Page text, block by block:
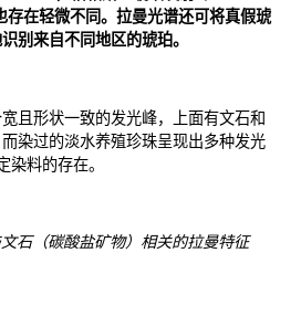
存在轻微不同。拉曼光谱还可将真假琥
别来自不同地区的琥珀。
且形状一致的发光峰，上面有文石和
染过的淡水养殖珍珠呈现出多种发光
料的存在。
石（碳酸盐矿物）相关的拉曼特征